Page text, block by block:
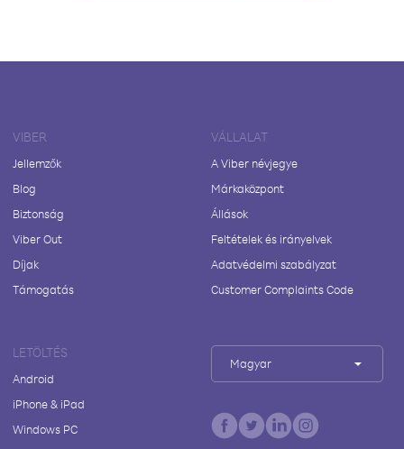
VIBER
Jellemzők
Blog
Biztonság
Viber Out
Díjak
Támogatás
VÁLLALAT
A Viber névjegye
Márkaközpont
Állások
Feltételek és irányelvek
Adatvédelmi szabályzat
Customer Complaints Code
LETÖLTÉS
Android
iPhone & iPad
Windows PC
Magyar